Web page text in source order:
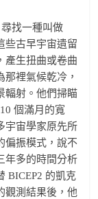
找一種叫做
些古早宇宙遺留
產生扭曲或卷曲
裡氣候乾冷，
輻射。他們掃瞄
個滿月的寬
宇宙學家原先所
偏振模式，說不
年多的時間分析
BICEP2 的凱克
觀測結果後，他